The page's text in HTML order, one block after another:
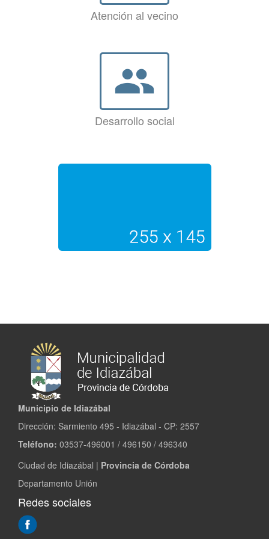
Atención al vecino
group
Desarrollo social
Municipio de Idiazábal
Dirección: Sarmiento 495 - Idiazábal - CP: 2557
Teléfono: 03537-496001 / 496150 / 496340
Ciudad de Idiazábal | Provincia de Córdoba
Departamento Unión
Redes sociales